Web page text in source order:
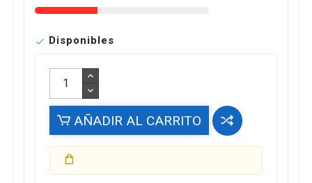
 Disponibles
AÑADIR AL CARRITO